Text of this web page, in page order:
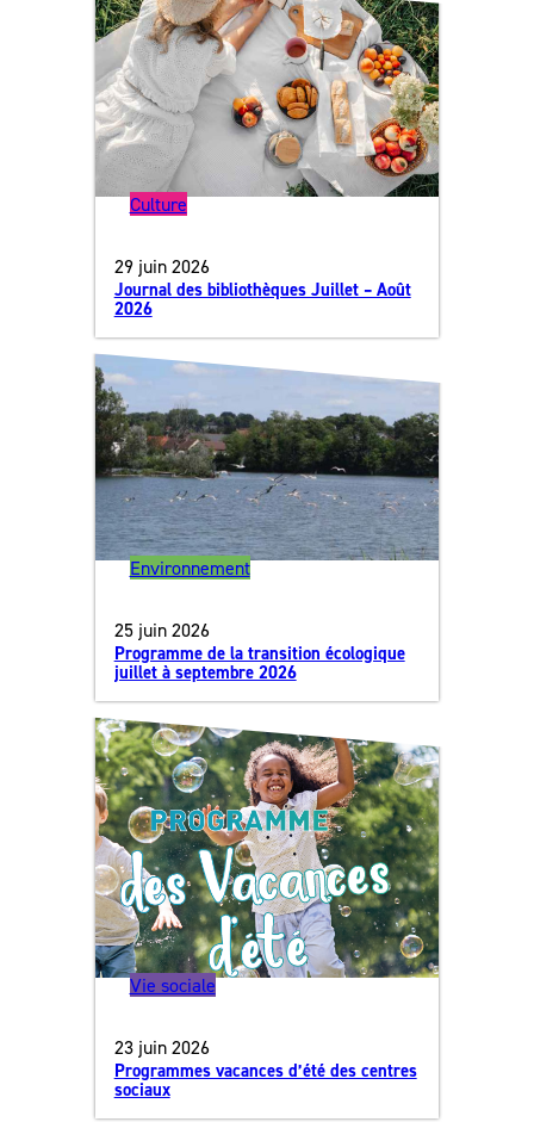
Culture
29 juin 2026
Journal des bibliothèques Juillet – Août
2026
Environnement
25 juin 2026
Programme de la transition écologique
juillet à septembre 2026
Vie sociale
23 juin 2026
Programmes vacances d’été des centres
sociaux